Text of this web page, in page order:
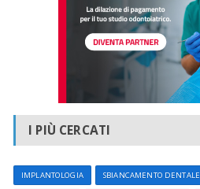
I PIÙ CERCATI
IMPLANTOLOGIA SBIANCAMENTO DENTALE